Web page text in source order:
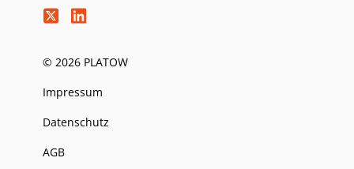
© 2026 PLATOW
Impressum
Datenschutz
AGB